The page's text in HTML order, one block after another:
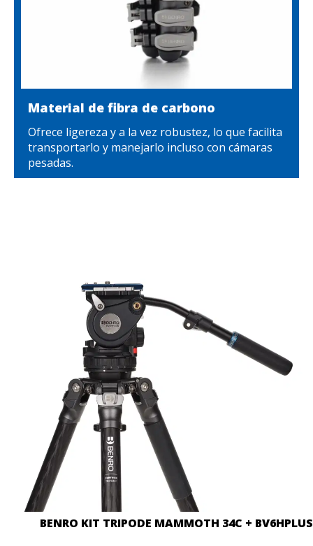
Material de fibra de carbono
Ofrece ligereza y a la vez robustez, lo que facilita
transportarlo y manejarlo incluso con cámaras
pesadas.
BENRO KIT TRIPODE MAMMOTH 34C + BV6HPLUS